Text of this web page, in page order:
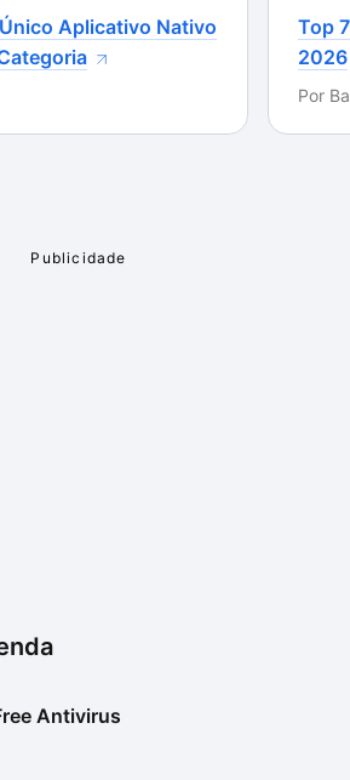
Aplicativo Nativo
Top
2026
Por
Antivirus